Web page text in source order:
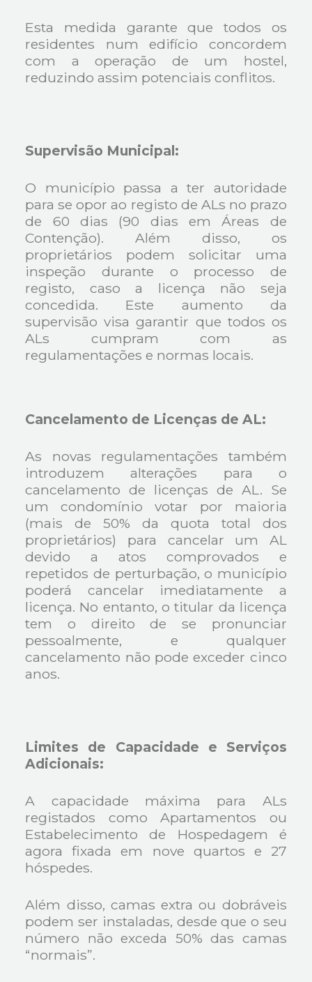
Esta medida garante que todos os
residentes num edifício concordem
com a operação de um hostel,
reduzindo assim potenciais conflitos.
Supervisão Municipal:
O município passa a ter autoridade
para se opor ao registo de ALs no prazo
de 60 dias (90 dias em Áreas de
Contenção). Além disso, os
proprietários podem solicitar uma
inspeção durante o processo de
registo, caso a licença não seja
concedida. Este aumento da
supervisão visa garantir que todos os
ALs cumpram com as
regulamentações e normas locais.
Cancelamento de Licenças de AL:
As novas regulamentações também
introduzem alterações para o
cancelamento de licenças de AL. Se
um condomínio votar por maioria
(mais de 50% da quota total dos
proprietários) para cancelar um AL
devido a atos comprovados e
repetidos de perturbação, o município
poderá cancelar imediatamente a
licença. No entanto, o titular da licença
tem o direito de se pronunciar
pessoalmente, e qualquer
cancelamento não pode exceder cinco
anos.
Limites de Capacidade e Serviços
Adicionais:
A capacidade máxima para ALs
registados como Apartamentos ou
Estabelecimento de Hospedagem é
agora fixada em nove quartos e 27
hóspedes.
Além disso, camas extra ou dobráveis
podem ser instaladas, desde que o seu
número não exceda 50% das camas
“normais”.